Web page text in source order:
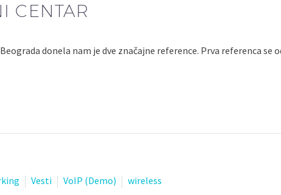
CENTAR
donela nam je dve značajne reference. Prva referenca se
Vesti VoIP (Demo) wireless